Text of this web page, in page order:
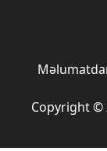
Copyright ©